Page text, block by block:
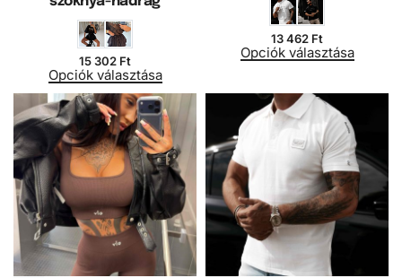
15 302 Ft
Opciók választása
13 462 Ft
Opciók választása